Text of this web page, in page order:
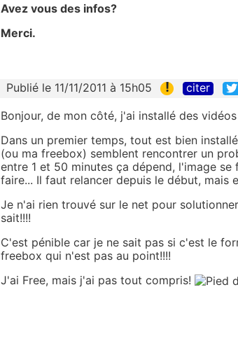
Avez vous des infos?
Merci.
Publié le 11/11/2011 à 15h05 ! citer
Bonjour, de mon côté, j'ai installé des
Dans un premier temps, tout est bien
(ou ma freebox) semblent rencontrer un
entre 1 et 50 minutes ça dépend, l'image
faire... Il faut relancer depuis le début, mais
Je n'ai rien trouvé sur le net pour
sait!!!!
C'est pénible car je ne sait pas si c'est le
freebox qui n'est pas au point!!!!
J'ai Free, mais j'ai pas tout compris!